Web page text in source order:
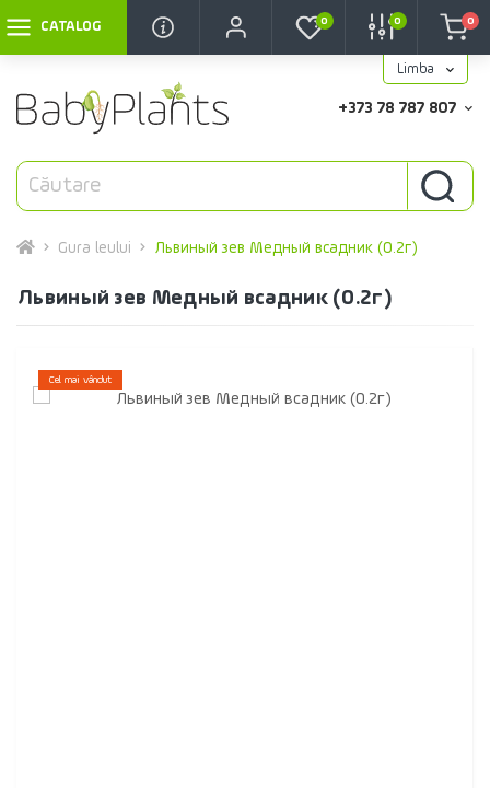
CATALOG
Limba
0 0 0
+373 78 787 807
Gura leului Львиный зев Медный всадник (0.2г)
Львиный зев Медный всадник (0.2г)
Cel mai vândut